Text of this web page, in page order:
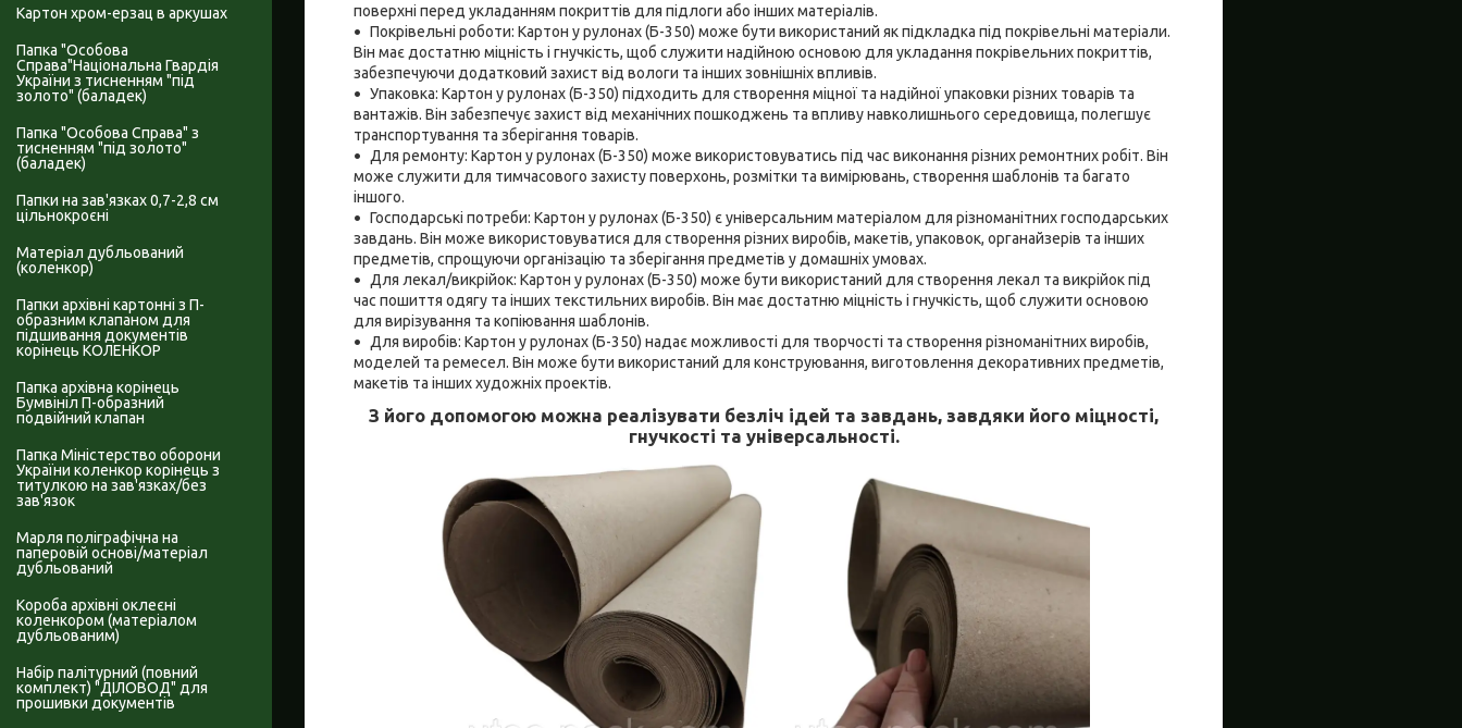
поверхні перед укладанням покриттів для підлоги або інших матеріалів.
Покрівельні роботи: Картон у рулонах (Б-350) може бути використаний як підкладка під покрівельні матеріали.
Він має достатню міцність і гнучкість, щоб служити надійною основою для укладання покрівельних покриттів,
забезпечуючи додатковий захист від вологи та інших зовнішніх впливів.
Упаковка: Картон у рулонах (Б-350) підходить для створення міцної та надійної упаковки різних товарів та
вантажів. Він забезпечує захист від механічних пошкоджень та впливу навколишнього середовища, полегшує
транспортування та зберігання товарів.
Для ремонту: Картон у рулонах (Б-350) може використовуватись під час виконання різних ремонтних робіт. Він
може служити для тимчасового захисту поверхонь, розмітки та вимірювань, створення шаблонів та багато
іншого.
Господарські потреби: Картон у рулонах (Б-350) є універсальним матеріалом для різноманітних господарських
завдань. Він може використовуватися для створення різних виробів, макетів, упаковок, органайзерів та інших
предметів, спрощуючи організацію та зберігання предметів у домашніх умовах.
Для лекал/викрійок: Картон у рулонах (Б-350) може бути використаний для створення лекал та викрійок під
час пошиття одягу та інших текстильних виробів. Він має достатню міцність і гнучкість, щоб служити основою
для вирізування та копіювання шаблонів.
Для виробів: Картон у рулонах (Б-350) надає можливості для творчості та створення різноманітних виробів,
моделей та ремесел. Він може бути використаний для конструювання, виготовлення декоративних предметів,
макетів та інших художніх проектів.
З його допомогою можна реалізувати безліч ідей та завдань, завдяки його міцності,
гнучкості та універсальності.
Картон хром-ерзац в аркушах
Папка "Особова
Справа"Національна Гвардія
України з тисненням "під
золото" (баладек)
Папка "Особова Справа" з
тисненням "під золото"
(баладек)
Папки на зав'язках 0,7-2,8 см
цільнокроєні
Матеріал дубльований
(коленкор)
Папки архівні картонні з П-
образним клапаном для
підшивання документів
корінець КОЛЕНКОР
Папка архівна корінець
Бумвініл П-образний
подвійний клапан
Папка Міністерство оборони
України коленкор корінець з
титулкою на зав'язках/без
зав'язок
Марля поліграфічна на
паперовій основі/матеріал
дубльований
Короба архівні оклеєні
коленкором (матеріалом
дубльованим)
Набір палітурний (повний
комплект) "ДІЛОВОД" для
прошивки документів